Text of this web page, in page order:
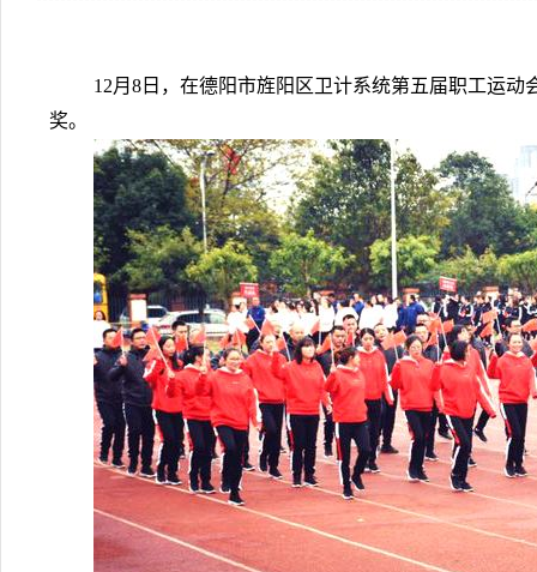
12月8 日，在德阳市旌阳区卫计系统第五届职工运
奖。